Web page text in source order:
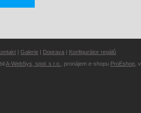
| Galerie | Doprava | Konfigurátor regálů
A-WebSys, spol. s r.o. , pronájem e-shopu ProEshop ,